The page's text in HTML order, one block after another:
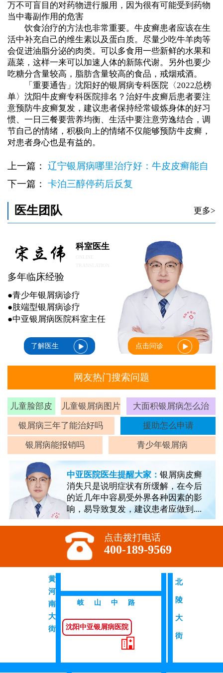
万不可盲目的对药物进行服用，因为很有可能受到药物
当中毒副作用的危害
饮食治疗的方法也非常重要。牛皮癣患者应该在生
活中补充自己的维生素以及蛋白质。尽量少吃牛羊肉等
会促进油脂分泌的肉类。可以多食用一些新鲜的水果和
蔬菜，这样一来可以加速人体的新陈代谢。另外也要少
吃糖分含量较高，脂肪含量较高的食品，戒烟戒酒。
「重要通告」沈阳好的银屑病专科医院〈2022总榜
单〉沈阳牛皮癣专科医院排名？治好牛皮癣后患者要注
意预防牛皮癣复发，建议患者保持经常锻炼身体的好习
惯、一日三餐要营养均衡、生活中要注意劳逸结合，调
节自己的情绪，积极向上的情绪不仅能够预防牛皮癣，
对患者身心也是有益的。
上一篇： 辽宁银屑病哪里治疗好：牛皮皮癣能自
愈吗
下一篇： 卡泊三醇停药后反复
医生团队 更多>
科室医生
多年临床经验
●青少年银屑病诊疗
●肢端型银屑病诊疗
●中亚银屑病医院科室主任
了解医生 点击问诊
网友热门搜索问题
儿童脸部皮
癣
儿童银屑病图片 大面积银屑病怎么治
银屑病三年了能治好吗 援助怎么申请
银屑病能报销吗 青少年银屑病
中亚医院医生提醒大家：银屑病皮癣
消失只是说明症状有所缓解，在今后
的近几年中容易受外界各种因素的影
响，易导致复发，建议患者应做到....
点击拨打电话
400-189-9569
黄
河
南
大
街
沈阳中亚银屑病医院
岐山中路
北
陵
大
街